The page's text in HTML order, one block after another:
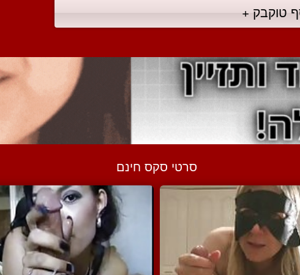
טוקבק +
סרטי סקס חינם